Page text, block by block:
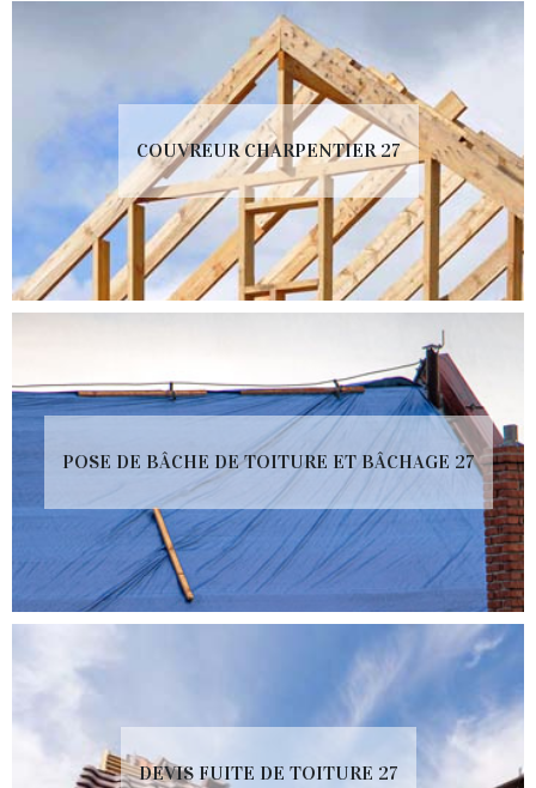
COUVREUR CHARPENTIER 27
POSE DE BÂCHE DE TOITURE ET BÂCHAGE 27
DEVIS FUITE DE TOITURE 27